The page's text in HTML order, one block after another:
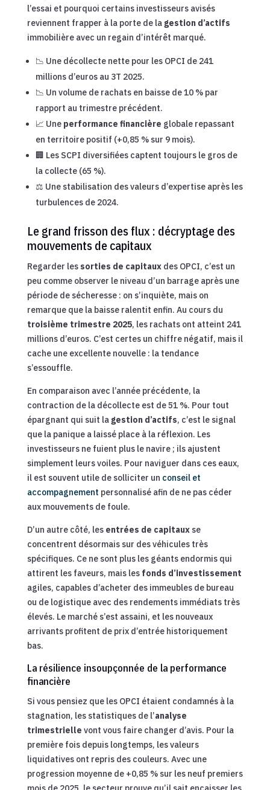
l’essai et pourquoi certains investisseurs avisés
reviennent frapper à la porte de la gestion d’actifs
immobilière avec un regain d’intérêt marqué.
📉 Une décollecte nette pour les OPCI de 241
millions d’euros au 3T 2025.
📉 Un volume de rachats en baisse de 10 % par
rapport au trimestre précédent.
📈 Une performance financière globale repassant
en territoire positif (+0,85 % sur 9 mois).
🏢 Les SCPI diversifiées captent toujours le gros de
la collecte (65 %).
⚖️ Une stabilisation des valeurs d’expertise après les
turbulences de 2024.
Le grand frisson des flux : décryptage des
mouvements de capitaux
Regarder les sorties de capitauxdes OPCI, c’est un
peu comme observer le niveau d’un barrage après une
période de sécheresse : on s’inquiète, mais on
remarque que la baisse ralentit enfin. Au cours du
troisième trimestre 2025, les rachats ont atteint 241
millions d’euros. C’est certes un chiffre négatif, mais il
cache une excellente nouvelle : la tendance
s’essouffle.
En comparaison avec l’année précédente, la
contraction de la décollecte est de 51 %. Pour tout
épargnant qui suit la gestion d’actifs, c’est le signal
que la panique a laissé place à la réflexion. Les
investisseurs ne fuient plus le navire ; ils ajustent
simplement leurs voiles. Pour naviguer dans ces eaux,
il est souvent utile de solliciter un conseil et
accompagnement personnalisé afin de ne pas céder
aux mouvements de foule.
D’un autre côté, les entrées de capitauxse
concentrent désormais sur des véhicules très
spécifiques. Ce ne sont plus les géants endormis qui
attirent les faveurs, mais les fonds d’investissement
agiles, capables d’acheter des immeubles de bureau
ou de logistique avec des rendements immédiats très
élevés. Le marché s’est assaini, et les nouveaux
arrivants profitent de prix d’entrée historiquement
bas.
La résilience insoupçonnée de la performance
financière
Si vous pensiez que les OPCI étaient condamnés à la
stagnation, les statistiques de l’analyse
trimestrielle vont vous faire changer d’avis. Pour la
première fois depuis longtemps, les valeurs
liquidatives ont repris des couleurs. Avec une
progression moyenne de +0,85 % sur les neuf premiers